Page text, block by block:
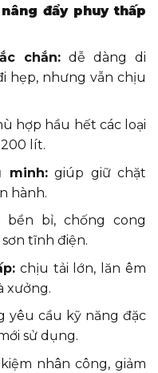
đẩy phuy thấp
chắn: dễ dàng di
hẹp, nhưng vẫn chịu
hợp hầu hết các loại
lít.
minh:giúp giữ chặt
hành.
bền bỉ, chống cong
tĩnh điện.
chịu tải lớn, lăn êm
xưởng.
yêu cầu kỹ năng đặc
sử dụng.
nhân công, giảm